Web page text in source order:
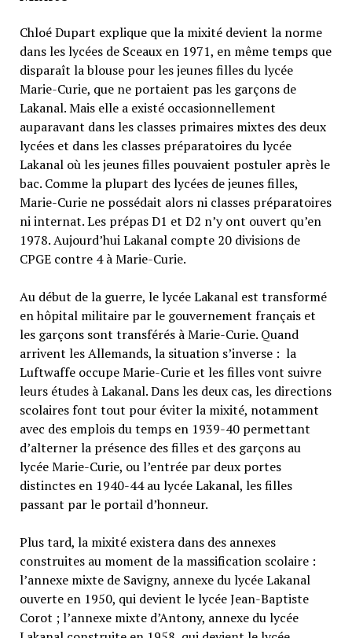
Chloé Dupart explique que la mixité devient la norme
dans les lycées de Sceaux en 1971, en même temps que
disparaît la blouse pour les jeunes filles du lycée
Marie-Curie, que ne portaient pas les garçons de
Lakanal. Mais elle a existé occasionnellement
auparavant dans les classes primaires mixtes des deux
lycées et dans les classes préparatoires du lycée
Lakanal où les jeunes filles pouvaient postuler après le
bac. Comme la plupart des lycées de jeunes filles,
Marie-Curie ne possédait alors ni classes préparatoires
ni internat. Les prépas D1 et D2 n’y ont ouvert qu’en
1978. Aujourd’hui Lakanal compte 20 divisions de
CPGE contre 4 à Marie-Curie.
Au début de la guerre, le lycée Lakanal est transformé
en hôpital militaire par le gouvernement français et
les garçons sont transférés à Marie-Curie. Quand
arrivent les Allemands, la situation s’inverse : la
Luftwaffe occupe Marie-Curie et les filles vont suivre
leurs études à Lakanal. Dans les deux cas, les directions
scolaires font tout pour éviter la mixité, notamment
avec des emplois du temps en 1939-40 permettant
d’alterner la présence des filles et des garçons au
lycée Marie-Curie, ou l’entrée par deux portes
distinctes en 1940-44 au lycée Lakanal, les filles
passant par le portail d’honneur.
Plus tard, la mixité existera dans des annexes
construites au moment de la massification scolaire :
l’annexe mixte de Savigny, annexe du lycée Lakanal
ouverte en 1950, qui devient le lycée Jean-Baptiste
Corot ; l’annexe mixte d’Antony, annexe du lycée